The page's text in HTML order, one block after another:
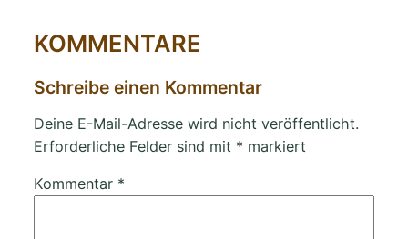
KOMMENTARE
Schreibe einen Kommentar
Deine E-Mail-Adresse wird nicht veröffentlicht.
Erforderliche Felder sind mit * markiert
Kommentar *